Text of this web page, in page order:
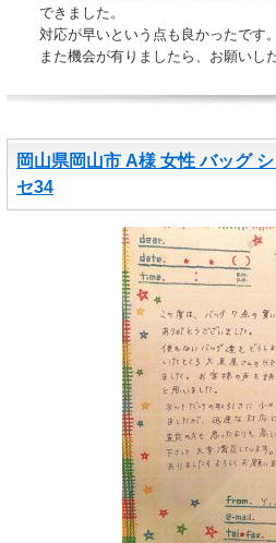
できました。
対応が早いという点も良かったです。
また機会が有りましたら、お願いし
岡山県岡山市 A様 女性 バッグ
セ34